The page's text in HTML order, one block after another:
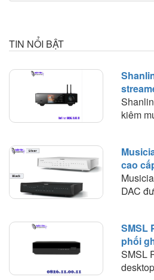
TIN NỔI BẬT
nhiên
linh
kiêm
nhạc
bị.
nhận
bộ giải
tầng
nguồn
cao
nhạc
ghép
DAC
và
từng
tích
SMSL
phối
cân
thông
SMSL